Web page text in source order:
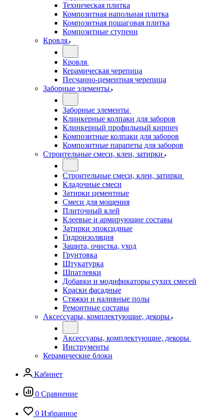
Техническая плитка
Композитная напольная плитка
Композитная пошаговая плитка
Композитные ступени
Кровля
Кровля
Керамическая черепица
Песчанно-цементная черепица
Заборные элементы
Заборные элементы
Клинкерные колпаки для заборов
Клинкерный профильный кирпич
Композитные колпаки для заборов
Композитные парапеты для заборов
Строительные смеси, клеи, затирки
Строительные смеси, клеи, затирки
Кладочные смеси
Затирки цементные
Смеси для мощения
Плиточный клей
Клеевые и армирующие составы
Затирки эпоксидные
Гидроизоляция
Защита, очистка, уход
Грунтовка
Штукатурка
Шпатлевки
Добавки и модификаторы сухих смесей
Краски фасадные
Стяжки и наливные полы
Ремонтные составы
Аксессуары, комплектующие, декоры
Аксессуары, комплектующие, декоры
Инструменты
Керамические блоки
Кабинет
0 Сравнение
0 Избранное